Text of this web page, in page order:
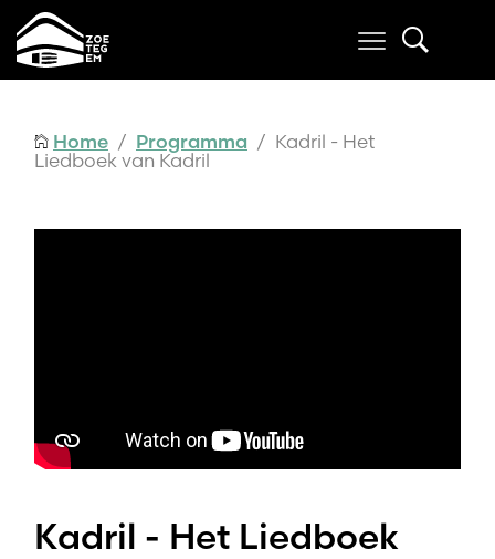
Home / Programma / Kadril - Het
Liedboek van Kadril
Kadril - Het Liedboek